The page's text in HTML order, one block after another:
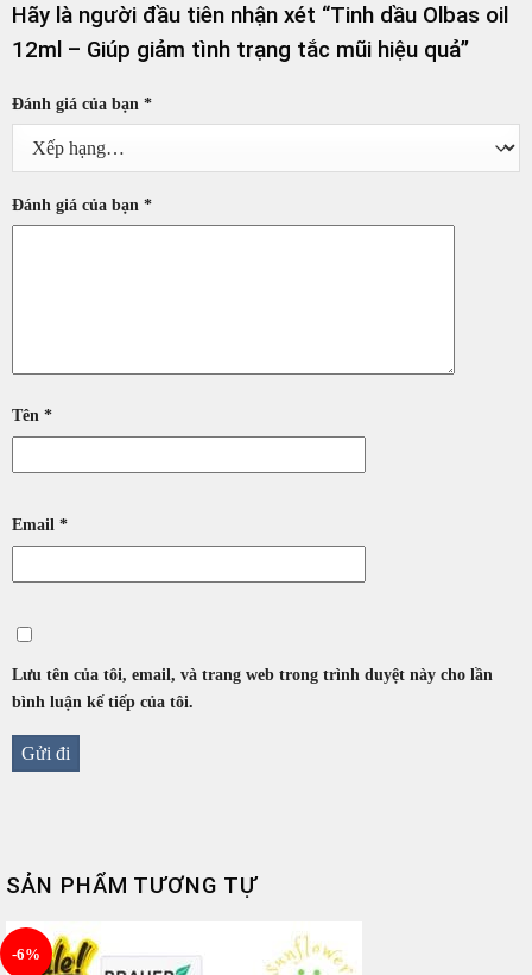
Hãy là người đầu tiên nhận xét “Tinh dầu Olbas oil
12ml – Giúp giảm tình trạng tắc mũi hiệu quả”
Đánh giá của bạn *
Đánh giá của bạn *
Tên *
Email *
Lưu tên của tôi, email, và trang web trong trình duyệt này cho lần
bình luận kế tiếp của tôi.
SẢN PHẨM TƯƠNG TỰ
-6%